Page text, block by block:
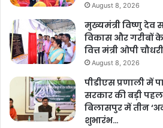
August 8, 2026
मुख्यमंत्री विष्णु देव
विकास और गरीबों
वित्त मंत्री ओपी
August 8, 2026
पीडीएस प्रणाली में
सरकार की बड़ी
बिलासपुर में तीन
शुभारंभ…